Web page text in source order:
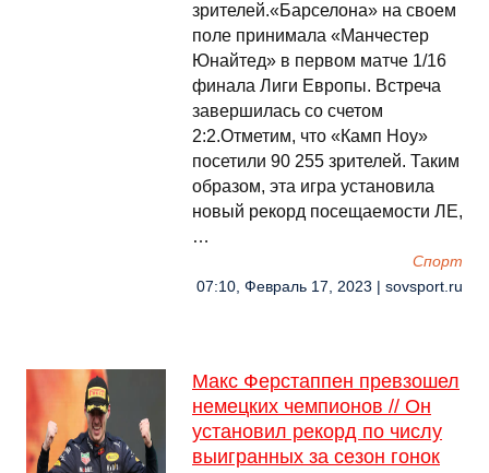
зрителей.«Барселона» на своем
поле принимала «Манчестер
Юнайтед» в первом матче 1/16
финала Лиги Европы. Встреча
завершилась со счетом
2:2.Отметим, что «Камп Ноу»
посетили 90 255 зрителей. Таким
образом, эта игра установила
новый рекорд посещаемости ЛЕ,
…
Спорт
07:10, Февраль 17, 2023 | sovsport.ru
Макс Ферстаппен превзошел
немецких чемпионов // Он
установил рекорд по числу
выигранных за сезон гонок